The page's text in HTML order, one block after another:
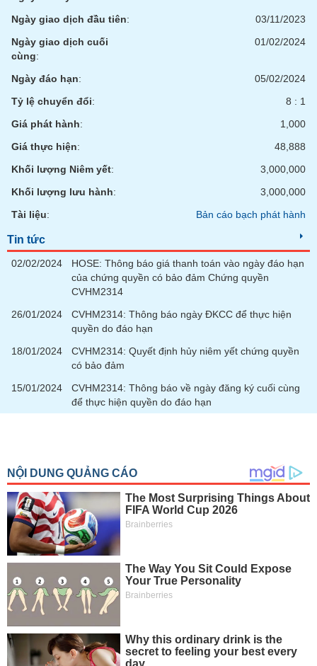
Ngày giao dịch đầu tiên:
03/11/2023
Ngày giao dịch cuối
cùng:
01/02/2024
Ngày đáo hạn:
05/02/2024
Tỷ lệ chuyển đổi:
8 : 1
Giá phát hành:
1,000
Giá thực hiện:
48,888
Khối lượng Niêm yết:
3,000,000
Khối lượng lưu hành:
3,000,000
Tài liệu: Bản cáo bạch phát hành
Tin tức
02/02/2024
HOSE: Thông báo giá thanh toán vào ngày đáo hạn
của chứng quyền có bảo đảm Chứng quyền
CVHM2314
26/01/2024
CVHM2314: Thông báo ngày ĐKCC để thực hiện
quyền do đáo hạn
18/01/2024
CVHM2314: Quyết định hủy niêm yết chứng quyền
có bảo đảm
15/01/2024
CVHM2314: Thông báo về ngày đăng ký cuối cùng
để thực hiện quyền do đáo hạn